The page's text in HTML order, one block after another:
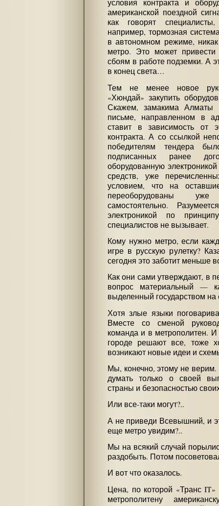
условия контракта и
американской поездной
как говорят
например, тормозная
в автономном режиме,
метро. Это может
сбоям в работе подземки. А
в конец света…
Тем не менее новое
«Хюндай» закупить
Скажем, замакима
письме, направленном в
ставит в зависимость от
контракта. А со ссылкой
победителям тендера
подписанных ранее
оборудованную
средств, уже
условием, что на
переоборудованы уже
самостоятельно.
электроникой по
специалистов не вызывает.
Кому нужно метро, если
игре в русскую рулетку?
сегодня это заботит меньше
Как они сами утверждают, в
вопрос материальный —
выделенный государством на
Хотя злые языки
Вместе со сменой
команда и в метрополитен.
городе решают все, тоже
возникают новые идеи и
Мы, конечно, этому не
думать только о своей
страны и безопасностью
Или все-таки могут?..
А не приведи Всевышний, и
еще метро увидим?..
Мы на всякий случай
раздобыть. Потом
И вот что оказалось.
Цена, по которой «Транс IT»
метрополитену